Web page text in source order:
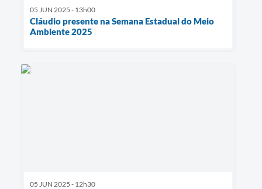
05 JUN 2025 - 13h00
Cláudio presente na Semana Estadual do Meio
Ambiente 2025
05 JUN 2025 - 12h30